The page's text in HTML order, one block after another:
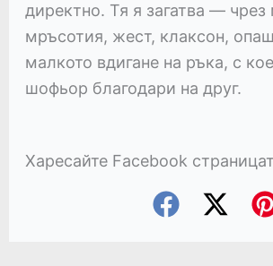
директно. Тя я загатва — чрез
мръсотия, жест, клаксон,
малкото вдигане на ръка, с
шофьор благодари на друг.
Харесайте Facebook